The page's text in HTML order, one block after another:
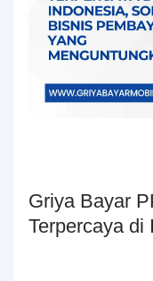
Griya Bayar
Terpercaya di